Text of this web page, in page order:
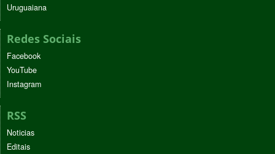
Uruguaiana
Redes Sociais
Facebook
YouTube
Instagram
RSS
Noticias
Editais